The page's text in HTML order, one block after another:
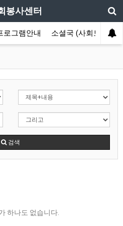
봉사센터
로그램안내 소셜국 (사회보장국)
검색
하나도 없습니다.